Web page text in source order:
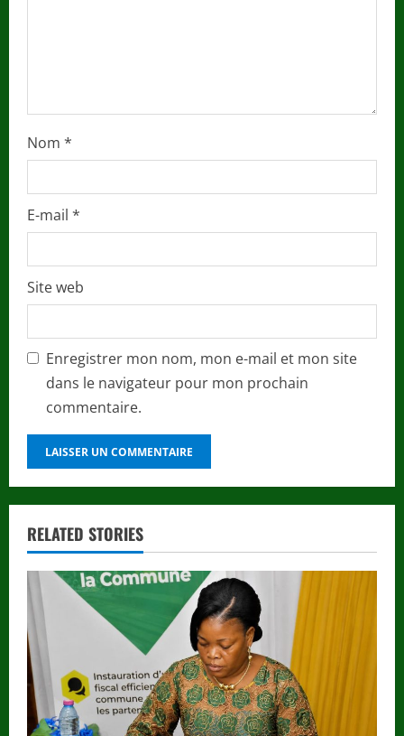
Nom *
E-mail *
Site web
Enregistrer mon nom, mon e-mail et mon site
dans le navigateur pour mon prochain
commentaire.
RELATED STORIES